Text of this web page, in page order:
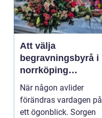
Att välja
begravningsbyrå i
norrköping
trygghet, stöd och
praktisk hjälp
När någon avlider
förändras vardagen på
ett ögonblick. Sorgen